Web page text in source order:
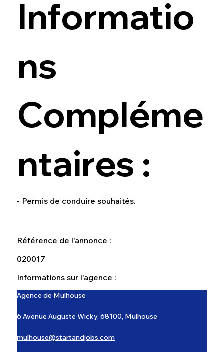
Informatio
ns
Compléme
ntaires :
- Permis de conduire souhaités.
Référence de l'annonce :
020017
Informations sur l'agence :
Agence de Mulhouse
6 Avenue Auguste Wicky, 68100, Mulhouse
mulhouse@startandjobs.com